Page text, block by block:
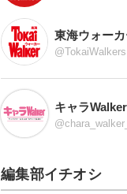
東海ウォー
@TokaiWalkers
キャラWalker
@chara_walker_
編集部イチオシ